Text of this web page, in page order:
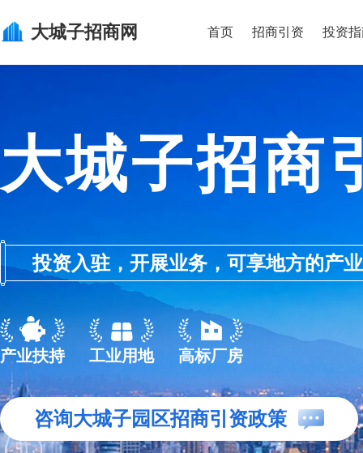
大城子招商网 首页 招商引资 投资
大城子招商
投资入驻，开展业务，可享地方的产
产业扶持 工业用地 高标厂房
咨询大城子园区招商引资政策